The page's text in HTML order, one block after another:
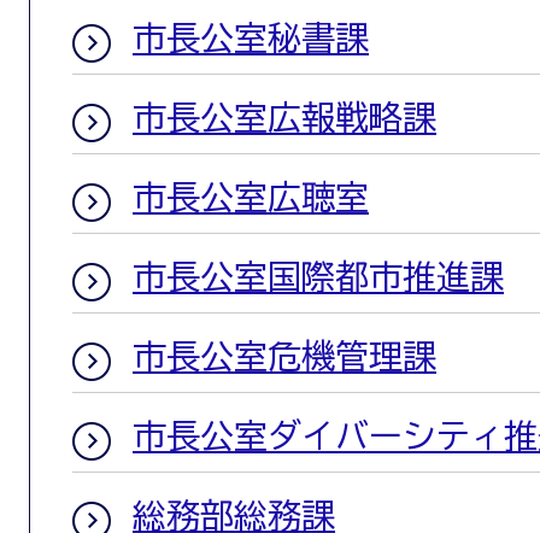
市長公室秘書課
市長公室広報戦略課
市長公室広聴室
市長公室国際都市推進課
市長公室危機管理課
市長公室ダイバーシティ
総務部総務課